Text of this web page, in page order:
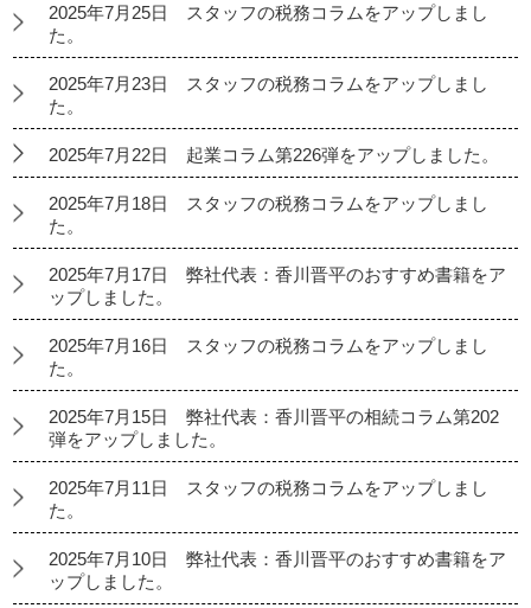
2025年7月25日 スタッフの税務コラムをアップしまし
た。
2025年7月23日 スタッフの税務コラムをアップしまし
た。
2025年7月22日 起業コラム第226弾をアップしました。
2025年7月18日 スタッフの税務コラムをアップしまし
た。
2025年7月17日 弊社代表：香川晋平のおすすめ書籍をア
ップしました。
2025年7月16日 スタッフの税務コラムをアップしまし
た。
2025年7月15日 弊社代表：香川晋平の相続コラム第202
弾をアップしました。
2025年7月11日 スタッフの税務コラムをアップしまし
た。
2025年7月10日 弊社代表：香川晋平のおすすめ書籍をア
ップしました。